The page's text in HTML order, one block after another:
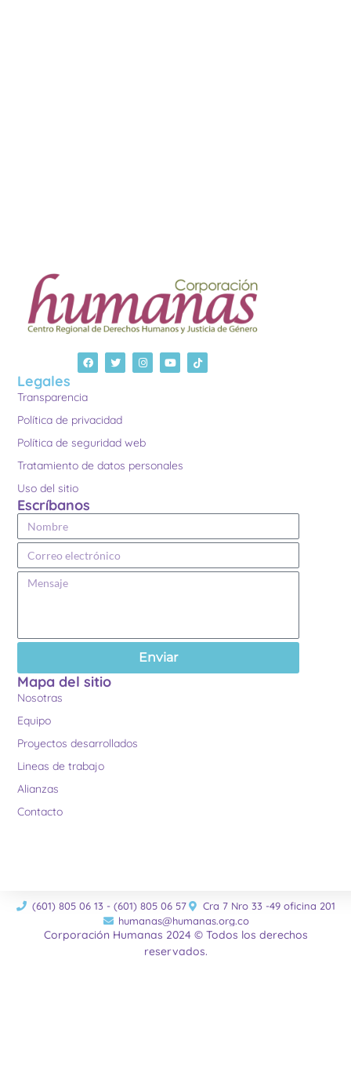
Legales
Transparencia
Política de privacidad
Política de seguridad web
Tratamiento de datos personales
Uso del sitio
Escríbanos
Enviar
Mapa del sitio
Nosotras
Equipo
Proyectos desarrollados
Lineas de trabajo
Alianzas
Contacto
(601) 805 06 13 - (601) 805 06 57
Cra 7 Nro 33 -49 oficina 201
humanas@humanas.org.co
Corporación Humanas 2024 © Todos los derechos
reservados.